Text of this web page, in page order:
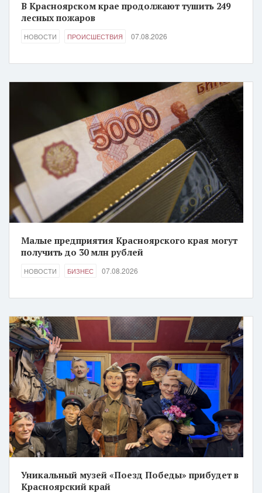
В Красноярском крае продолжают тушить 249
лесных пожаров
НОВОСТИ ПРОИСШЕСТВИЯ 07.08.2026
Малые предприятия Красноярского края могут
получить до 30 млн рублей
НОВОСТИ БИЗНЕС 07.08.2026
Уникальный музей «Поезд Победы» прибудет в
Красноярский край